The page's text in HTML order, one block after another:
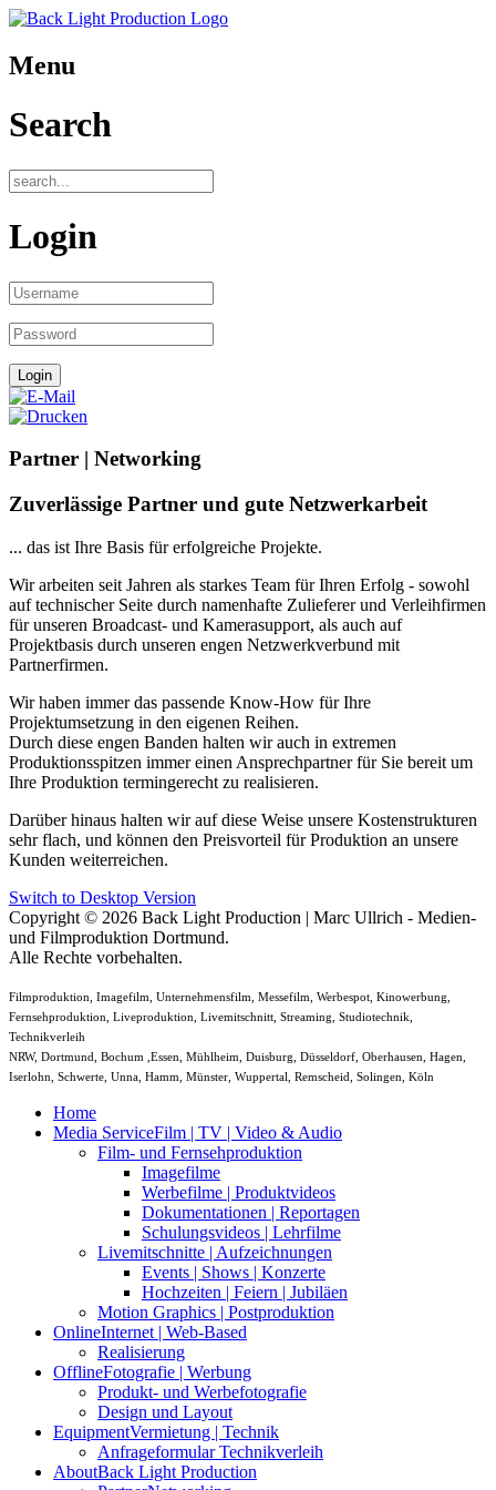
Menu
Search
Login
Partner | Networking
Zuverlässige Partner und gute Netzwerkarbeit
... das ist Ihre Basis für erfolgreiche Projekte.
Wir arbeiten seit Jahren als starkes Team für Ihren Erfolg - sowohl
auf technischer Seite durch namenhafte Zulieferer und Verleihfirmen
für unseren Broadcast- und Kamerasupport, als auch auf
Projektbasis durch unseren engen Netzwerkverbund mit
Partnerfirmen.
Wir haben immer das passende Know-How für Ihre
Projektumsetzung in den eigenen Reihen.
Durch diese engen Banden halten wir auch in extremen
Produktionsspitzen immer einen Ansprechpartner für Sie bereit um
Ihre Produktion termingerecht zu realisieren.
Darüber hinaus halten wir auf diese Weise unsere Kostenstrukturen
sehr flach, und können den Preisvorteil für Produktion an unsere
Kunden weiterreichen.
Switch to Desktop Version
Copyright © 2026 Back Light Production | Marc Ullrich - Medien-
und Filmproduktion Dortmund.
Alle Rechte vorbehalten.
Filmproduktion, Imagefilm, Unternehmensfilm, Messefilm, Werbespot, Kinowerbung,
Fernsehproduktion, Liveproduktion, Livemitschnitt, Streaming, Studiotechnik,
Technikverleih
NRW, Dortmund, Bochum ,Essen, Mühlheim, Duisburg, Düsseldorf, Oberhausen, Hagen,
Iserlohn, Schwerte, Unna, Hamm, Münster, Wuppertal, Remscheid, Solingen, Köln
Home
Media ServiceFilm | TV | Video & Audio
Film- und Fernsehproduktion
Imagefilme
Werbefilme | Produktvideos
Dokumentationen | Reportagen
Schulungsvideos | Lehrfilme
Livemitschnitte | Aufzeichnungen
Events | Shows | Konzerte
Hochzeiten | Feiern | Jubiläen
Motion Graphics | Postproduktion
OnlineInternet | Web-Based
Realisierung
OfflineFotografie | Werbung
Produkt- und Werbefotografie
Design und Layout
EquipmentVermietung | Technik
Anfrageformular Technikverleih
AboutBack Light Production